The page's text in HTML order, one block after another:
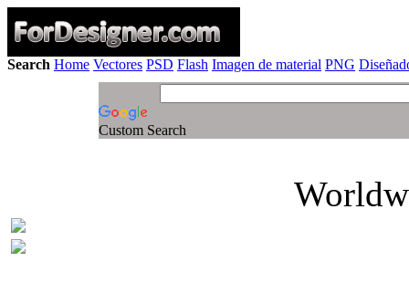
Search Home Vectores PSD Flash Imagen de material PNG
Custom Search